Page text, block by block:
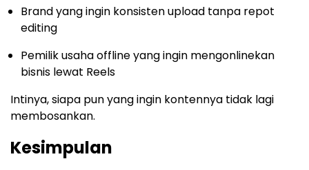
Brand yang ingin konsisten upload tanpa repot
editing
Pemilik usaha offline yang ingin mengonlinekan
bisnis lewat Reels
Intinya, siapa pun yang ingin kontennya tidak lagi
membosankan.
Kesimpulan